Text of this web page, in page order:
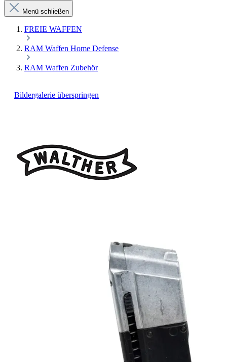
Menü schließen
FREIE WAFFEN
RAM Waffen Home Defense
RAM Waffen Zubehör
Bildergalerie überspringen